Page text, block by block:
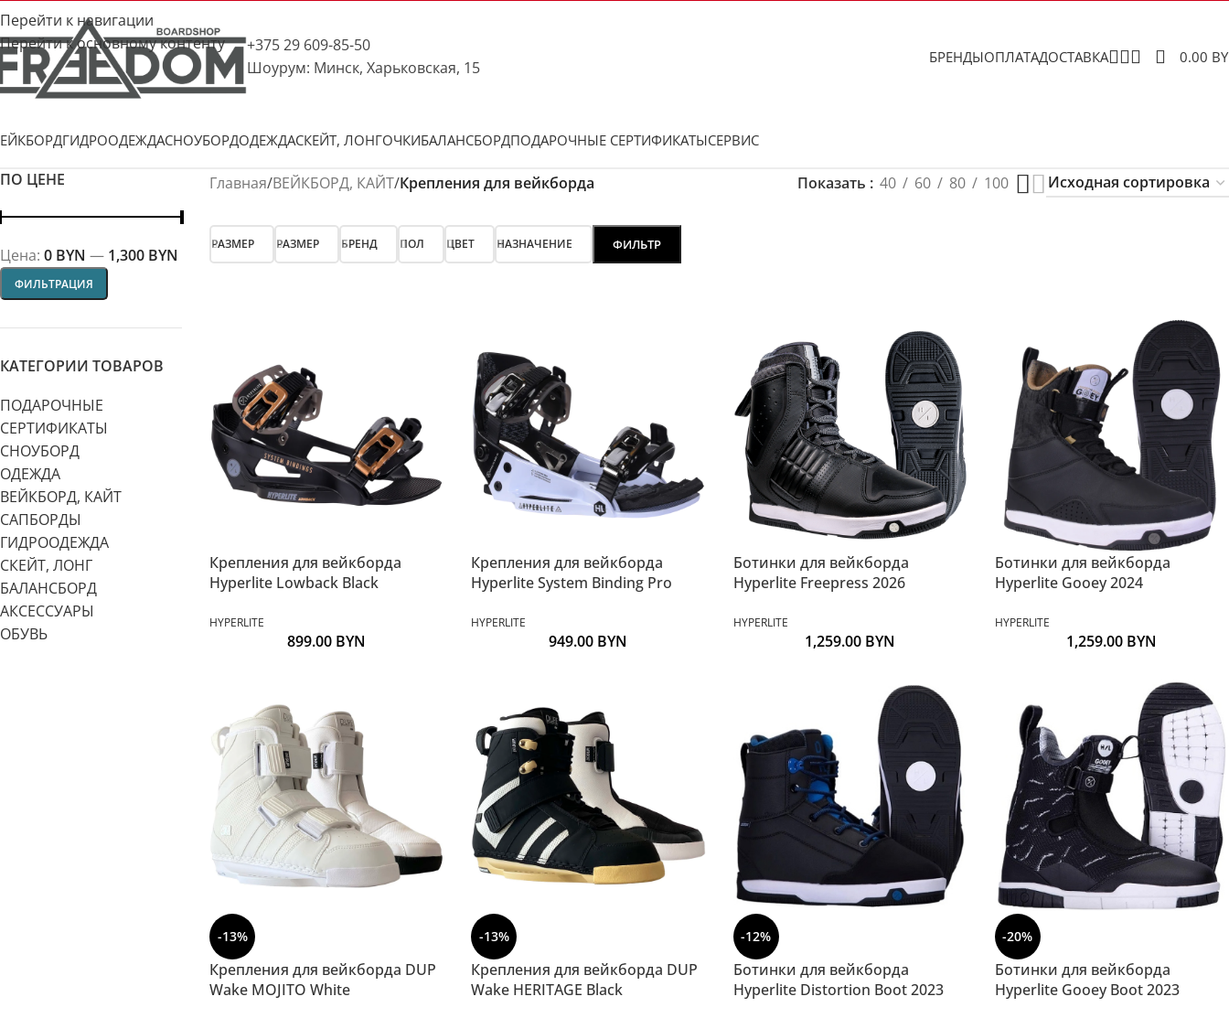
Перейти к навигации
Перейти к основному контенту
+375 29 609-85-50
Шоурум: Минск, Харьковская, 15
БРЕНДЫОПЛАТАДОСТАВКА 0.00
ГИДРООДЕЖДАСНОУБОРДОДЕЖДАСКЕЙТ, ЛОНГОЧКИБАЛАНСБОРДПОДАРОЧНЫЕ СЕРТИФИКАТЫСЕРВИС
ПО ЦЕНЕ
ФИЛЬТРАЦИЯ
Цена: 0 BYN — 1,300 BYN
КАТЕГОРИИ ТОВАРОВ
ПОДАРОЧНЫЕ
СЕРТИФИКАТЫ
СНОУБОРД
ОДЕЖДА
ВЕЙКБОРД, КАЙТ
САПБОРДЫ
ГИДРООДЕЖДА
СКЕЙТ, ЛОНГ
БАЛАНСБОРД
АКСЕССУАРЫ
ОБУВЬ
Главная/ВЕЙКБОРД, КАЙТ/Крепления для вейкборда Показать 40 60 80 100
РАЗМЕР РАЗМЕР БРЕНД ПОЛ ЦВЕТ НАЗНАЧЕНИЕ ФИЛЬТР
Крепления для вейкборда
Hyperlite Lowback Black
HYPERLITE
899.00 BYN
Крепления для вейкборда
Hyperlite System Binding Pro
HYPERLITE
949.00 BYN
Ботинки для вейкборда
Hyperlite Freepress 2026
HYPERLITE
1,259.00 BYN
Ботинки для вейкборда
Hyperlite Gooey 2024
HYPERLITE
1,259.00 BYN
-13%
Крепления для вейкборда DUP
Wake MOJITO White
-13%
Крепления для вейкборда DUP
Wake HERITAGE Black
-12%
Ботинки для вейкборда
Hyperlite Distortion Boot 2023
-20%
Ботинки для вейкборда
Hyperlite Gooey Boot 2023